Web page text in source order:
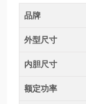
品牌
外型尺寸
内胆尺寸
额定功率